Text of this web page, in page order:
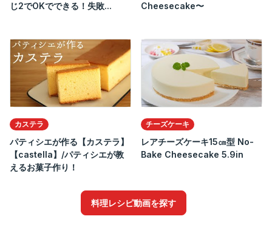
じ2でOKでできる！失敗...
Cheesecake〜
カステラ
パティシエが作る【カステラ】
【castella】/パティシエが教
えるお菓子作り！
チーズケーキ
レアチーズケーキ15㎝型 No-
Bake Cheesecake 5.9in
料理レシピ動画を探す